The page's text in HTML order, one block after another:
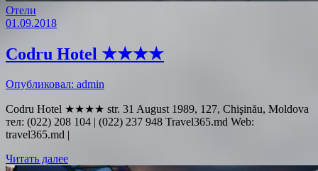
Отели
01.09.2018
Codru Hotel ★★★★
Опубликовал: admin
Codru Hotel ★★★★ str. 31 August 1989, 127, Chişinău, Moldova
тел: (022) 208 104 | (022) 237 948 Travel365.md Web:
travel365.md |
Читать далее